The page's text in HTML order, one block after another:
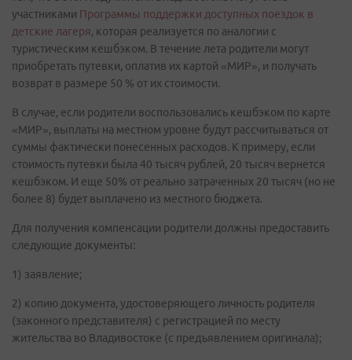
участниками Программы поддержки доступных поездок в
детские лагеря, которая реализуется по аналогии с
туристическим кешбэком. В течение лета родители могут
приобретать путевки, оплатив их картой «МИР», и получать
возврат в размере 50 % от их стоимости.
В случае, если родители воспользовались кешбэком по карте
«МИР», выплаты на местном уровне будут рассчитываться от
суммы фактически понесенных расходов. К примеру, если
стоимость путевки была 40 тысяч рублей, 20 тысяч вернется
кешбэком. И еще 50% от реально затраченных 20 тысяч (но не
более 8) будет выплачено из местного бюджета.
Для получения компенсации родители должны предоставить
следующие документы:
1) заявление;
2) копию документа, удостоверяющего личность родителя
(законного представителя) с регистрацией по месту
жительства во Владивостоке (с предъявлением оригинала);